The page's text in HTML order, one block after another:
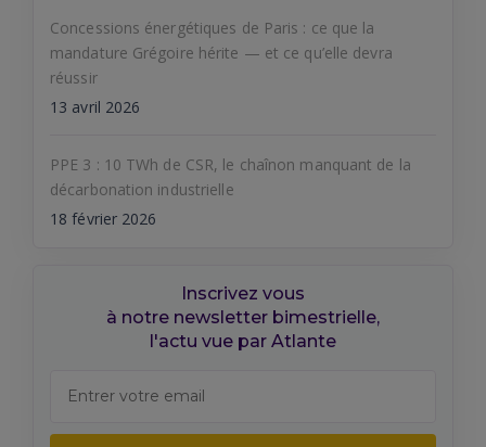
Concessions énergétiques de Paris : ce que la
mandature Grégoire hérite — et ce qu’elle devra
réussir
13 avril 2026
PPE 3 : 10 TWh de CSR, le chaînon manquant de la
décarbonation industrielle
18 février 2026
Inscrivez vous
à notre newsletter bimestrielle,
l'actu vue par Atlante